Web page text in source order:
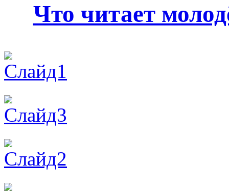
Что читает